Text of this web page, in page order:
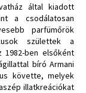
által kiadott
a csodálatosan
parfümőrök
születtek a
ben elsőként
bíró Armani
követte, melyek
illatkreációkat